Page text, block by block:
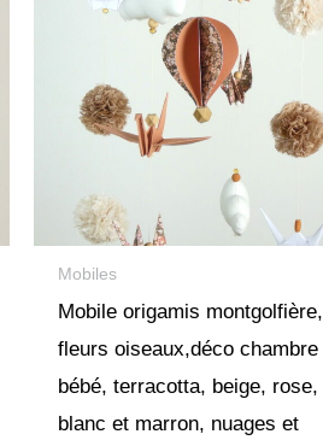
Mobiles
Mobile origamis montgolfière,
fleurs oiseaux,déco chambre
bébé, terracotta, beige, rose,
blanc et marron, nuages et